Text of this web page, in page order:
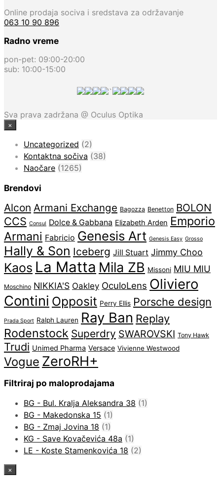
Online prodaja sociva i sredstava za održavanje
063 10 90 896
Radno vreme
pon-pet: 09:00-20:00
sub: 10:00-15:00
`
Sva prava zadržana @ Oculus Optika
×
Uncategorized (2)
Kontaktna sočiva (38)
Naočare (1265)
Brendovi
Alcon Armani Exchange Bagozza Benetton BOLON
CCS Consul Dolce & Gabbana Elizabeth Arden Emporio
Armani Fabricio Genesis Art Genesis Easy Grosso
Hally & Son Iceberg Jill Stuart Jimmy Choo
Kaos La Matta Mila ZB Missoni MIU MIU
Moschino NIKKIA'S Oakley OculoLens Oliviero
Contini Opposit Perry Ellis Porsche design
Prada Sport Ralph Lauren Ray Ban Replay
Rodenstock Superdry SWAROVSKI Tony Hawk
Trudi Unimed Pharma Versace Vivienne Westwood
Vogue ZeroRH+
Filtriraj po maloprodajama
BG - Bul. Kralja Aleksandra 38 (1)
BG - Makedonska 15 (1)
BG - Zmaj Jovina 18 (1)
KG - Save Kovačevića 48a (1)
LE - Koste Stamenkovića 18 (2)
×